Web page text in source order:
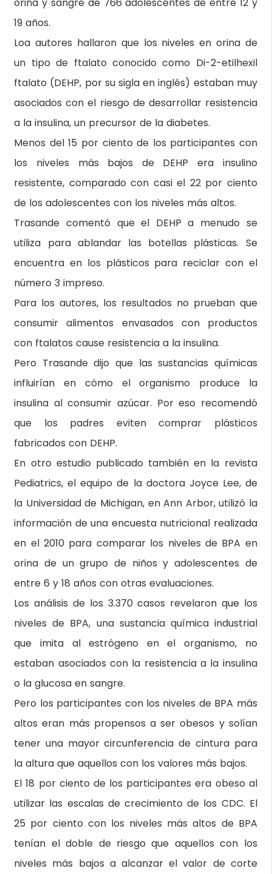
19 años.
Loa autores hallaron que los niveles en orina de
un tipo de ftalato conocido como Di-2-etilhexil
ftalato (DEHP, por su sigla en inglés) estaban muy
asociados con el riesgo de desarrollar resistencia
a la insulina, un precursor de la diabetes.
Menos del 15 por ciento de los participantes con
los niveles más bajos de DEHP era insulino
resistente, comparado con casi el 22 por ciento
de los adolescentes con los niveles más altos.
Trasande comentó que el DEHP a menudo se
utiliza para ablandar las botellas plásticas. Se
encuentra en los plásticos para reciclar con el
número 3 impreso.
Para los autores, los resultados no prueban que
consumir alimentos envasados con productos
con ftalatos cause resistencia a la insulina.
Pero Trasande dijo que las sustancias químicas
influirían en cómo el organismo produce la
insulina al consumir azúcar. Por eso recomendó
que los padres eviten comprar plásticos
fabricados con DEHP.
En otro estudio publicado también en la revista
Pediatrics, el equipo de la doctora Joyce Lee, de
la Universidad de Michigan, en Ann Arbor, utilizó la
información de una encuesta nutricional realizada
en el 2010 para comparar los niveles de BPA en
orina de un grupo de niños y adolescentes de
entre 6 y 18 años con otras evaluaciones.
Los análisis de los 3.370 casos revelaron que los
niveles de BPA, una sustancia química industrial
que imita al estrógeno en el organismo, no
estaban asociados con la resistencia a la insulina
o la glucosa en sangre.
Pero los participantes con los niveles de BPA más
altos eran más propensos a ser obesos y solían
tener una mayor circunferencia de cintura para
la altura que aquellos con los valores más bajos.
El 18 por ciento de los participantes era obeso al
utilizar las escalas de crecimiento de los CDC. El
25 por ciento con los niveles más altos de BPA
tenían el doble de riesgo que aquellos con los
niveles más bajos a alcanzar el valor de corte